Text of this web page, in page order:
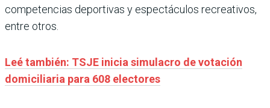
competencias deportivas y espectáculos recreativos,
entre otros.
Leé también: TSJE inicia simulacro de votación
domiciliaria para 608 electores